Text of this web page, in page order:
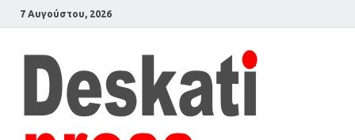
7 Αυγούστου, 2026